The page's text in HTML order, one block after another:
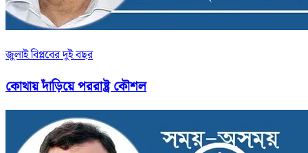
জুলাই বিপ্লবের দুই বছর
কোথায় দাঁড়িয়ে পররাষ্ট্র কৌশল